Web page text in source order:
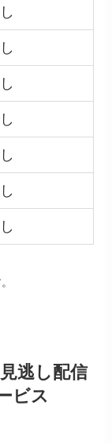
逃し配信
ビス